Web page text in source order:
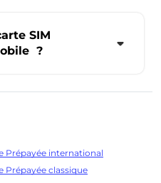
SIM
?
Prépayée international
Prépayée classique